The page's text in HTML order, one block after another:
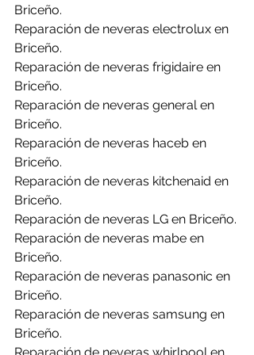
Briceño.
Reparación de neveras electrolux en
Briceño.
Reparación de neveras frigidaire en
Briceño.
Reparación de neveras general en
Briceño.
Reparación de neveras haceb en
Briceño.
Reparación de neveras kitchenaid en
Briceño.
Reparación de neveras LG en Briceño.
Reparación de neveras mabe en
Briceño.
Reparación de neveras panasonic en
Briceño.
Reparación de neveras samsung en
Briceño.